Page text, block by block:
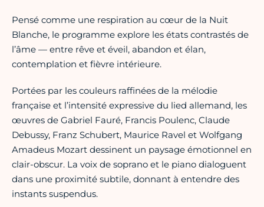
Pensé comme une respiration au cœur de la Nuit
Blanche, le programme explore les états contrastés de
l’âme — entre rêve et éveil, abandon et élan,
contemplation et fièvre intérieure.
Portées par les couleurs raffinées de la mélodie
française et l’intensité expressive du lied allemand, les
œuvres de Gabriel Fauré, Francis Poulenc, Claude
Debussy, Franz Schubert, Maurice Ravel et Wolfgang
Amadeus Mozart dessinent un paysage émotionnel en
clair-obscur. La voix de soprano et le piano dialoguent
dans une proximité subtile, donnant à entendre des
instants suspendus.